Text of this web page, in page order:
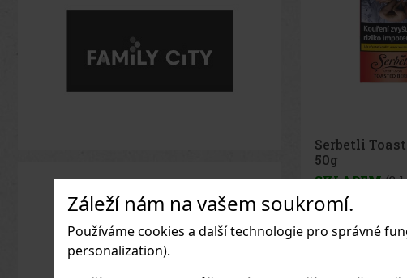
Záleží nám na vašem soukromí.
Používáme cookies a další technologie pro správné
personalization).
Joya de
Cinco de Cinco
Sampler - 4
SKLADEM(2